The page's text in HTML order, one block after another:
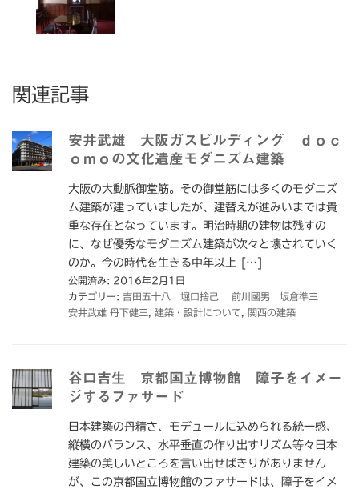
関連記事
安井武雄 大阪ガスビルディング ｄｏｃ
ｏｍｏの文化遺産モダニズム建築
大阪の大動脈御堂筋。その御堂筋には多くのモダニズ
ム建築が建っていましたが、建替えが進みいまでは貴
重な存在となっています。明治時期の建物は残すの
に、なぜ優秀なモダニズム建築が次々と壊されていく
のか。今の時代を生きる中年以上 […]
公開済み: 2016年2月1日
カテゴリー: 吉田五十八 堀口捨己 前川國男 坂倉準三
安井武雄 丹下健三
建築・設計について 関西の建築
谷口吉生 京都国立博物館 障子をイメー
ジするファサード
日本建築の丹精さ、モデュールに込められる統一感、
縦横のバランス、水平垂直の作り出すリズム等々日本
建築の美しいところを言い出せばきりがありません
が、この京都国立博物館のファサードは、障子をイメ